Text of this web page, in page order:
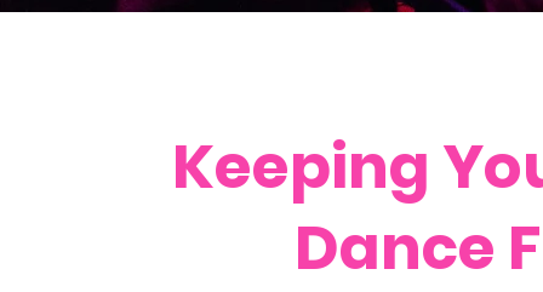
Keeping
Dance